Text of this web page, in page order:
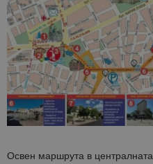
Освен маршрута в